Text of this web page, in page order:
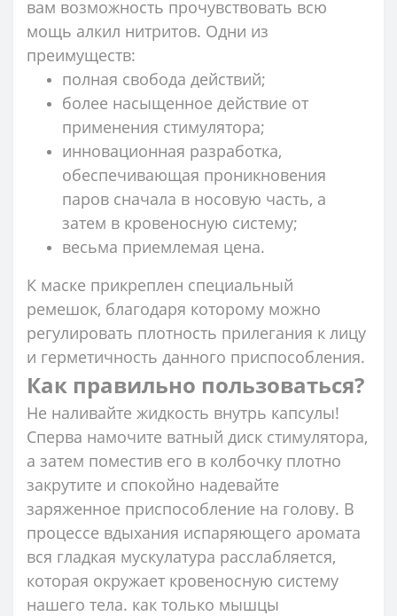
вам возможность прочувствовать всю
мощь алкил нитритов. Одни из
преимуществ:
полная свобода действий;
более насыщенное действие от
применения стимулятора;
инновационная разработка,
обеспечивающая проникновения
паров сначала в носовую часть, а
затем в кровеносную систему;
весьма приемлемая цена.
К маске прикреплен специальный
ремешок, благодаря которому можно
регулировать плотность прилегания к лицу
и герметичность данного приспособления.
Как правильно пользоваться?
Не наливайте жидкость внутрь капсулы!
Сперва намочите ватный диск стимулятора,
а затем поместив его в колбочку плотно
закрутите и спокойно надевайте
заряженное приспособление на голову. В
процессе вдыхания испаряющего аромата
вся гладкая мускулатура расслабляется,
которая окружает кровеносную систему
нашего тела. как только мышцы